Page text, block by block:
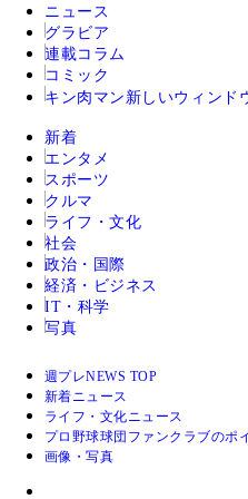
ニュース
グラビア
連載コラム
コミック
キン肉マン 新しいウィンド
新着
エンタメ
スポーツ
クルマ
ライフ・文化
社会
政治・国際
経済・ビジネス
IT・科学
写真
週プレNEWS TOP
新着ニュース
ライフ・文化ニュース
プロ野球球団ファンクラブの
画像・写真